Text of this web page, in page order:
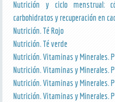
Nutrición y ciclo menstrual:
carbohidratos y recuperación en
Nutrición. Té Rojo
Nutrición. Té verde
Nutrición. Vitaminas y Minerales.
Nutrición. Vitaminas y Minerales.
Nutrición. Vitaminas y Minerales.
Nutrición. Vitaminas y Minerales.